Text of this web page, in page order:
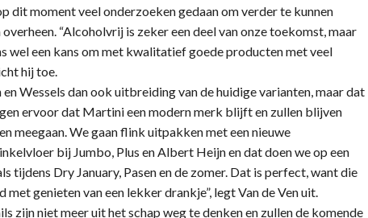
dit moment veel onderzoeken gedaan om verder te kunnen
“Alcoholvrij is zeker een deel van onze toekomst, maar
wel een kans om met kwalitatief goede producten met veel
hij toe.
en Wessels dan ook uitbreiding van de huidige varianten, maar dat
ervoor dat Martini een modern merk blijft en zullen blijven
meegaan. We gaan flink uitpakken met een nieuwe
bij Jumbo, Plus en Albert Heijn en dat doen we op een
tijdens Dry January, Pasen en de zomer. Dat is perfect, want die
genieten van een lekker drankje”, legt Van de Ven uit.
zijn niet meer uit het schap weg te denken en zullen de komende